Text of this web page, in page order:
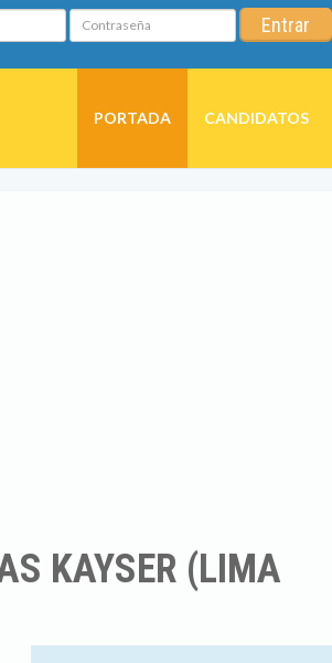
Contraseña Entrar
PORTADA CANDIDATOS
KAYSER (LIMA